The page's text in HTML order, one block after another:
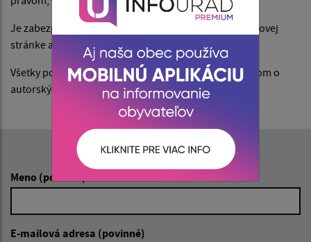
Je zabezpečovateľom implementácie softvéru na webovej
stránke a programátorom webovej stránky.
Všetky použité aplikácie sú použité v súlade so zákonom o
autorských právach.
Napíšte nám:
Meno (povinné)
E-mailová adresa (povinné)